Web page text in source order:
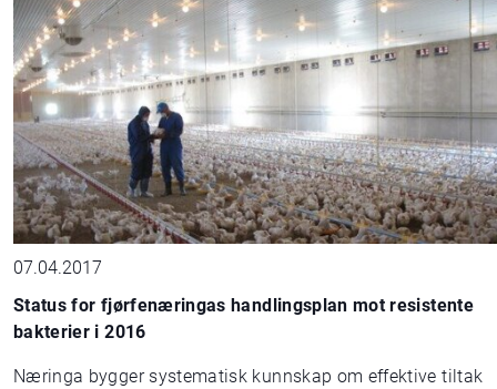
07.04.2017
Status for fjørfenæringas handlingsplan mot resistente
bakterier i 2016
Næringa bygger systematisk kunnskap om effektive tiltak